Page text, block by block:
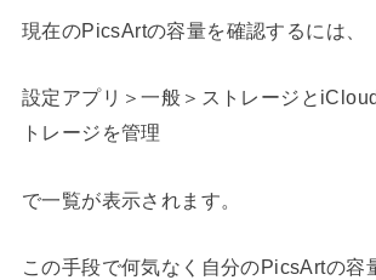
現在のPicsArtの容量を確認するには、
設定アプリ＞一般＞ストレージと
トレージを管理
で一覧が表示されます。
この手段で何気なく自分のPicsArtの容